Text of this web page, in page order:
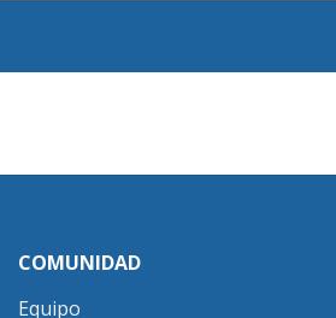
Equipo
Somos Boomerang